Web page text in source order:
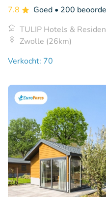
7.8 Goed • 200
TULIP Hotels &
Zwolle (26km)
Verkocht: 70